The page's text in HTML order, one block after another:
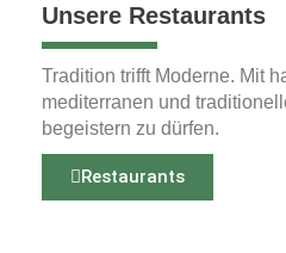
Unsere Restaurants
Tradition trifft Moderne. Mit
mediterranen und
begeistern zu dürfen.
Restaurants